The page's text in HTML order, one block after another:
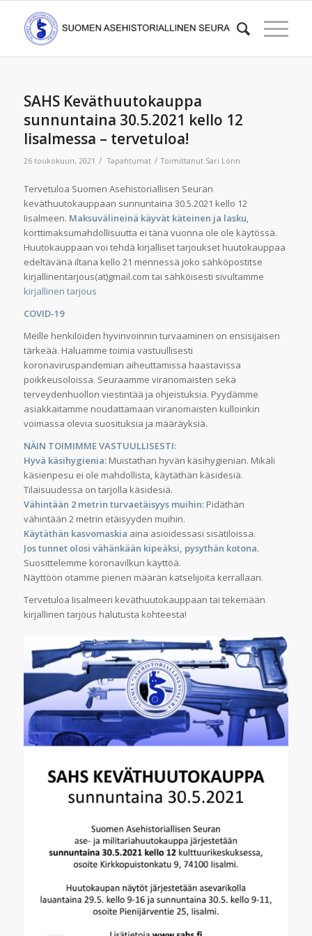
SAHS Keväthuutokauppa
sunnuntaina 30.5.2021 kello 12
Iisalmessa – tervetuloa!
26 toukokuun, 2021 / Tapahtumat / Toimittanut Sari Lönn
Tervetuloa Suomen Asehistoriallisen Seuran
keväthuutokauppaan sunnuntaina 30.5.2021 kello 12
Iisalmeen. Maksuvälineinä käyvät käteinen ja lasku,
korttimaksumahdollisuutta ei tänä vuonna ole ole käytössä.
Huutokauppaan voi tehdä kirjalliset tarjoukset huutokauppaa
edeltävänä iltana kello 21 mennessä joko sähköpostitse
kirjallinentarjous(at)gmail.com tai sähköisesti sivultamme
kirjallinen tarjous
COVID-19
Meille henkilöiden hyvinvoinnin turvaaminen on ensisijaisen
tärkeää. Haluamme toimia vastuullisesti
koronaviruspandemian aiheuttamissa haastavissa
poikkeusoloissa. Seuraamme viranomaisten sekä
terveydenhuollon viestintää ja ohjeistuksia. Pyydämme
asiakkaitamme noudattamaan viranomaisten kulloinkin
voimassa olevia suosituksia ja määräyksiä.
NÄIN TOIMIMME VASTUULLISESTI:
Hyvä käsihygienia:Muistathan hyvän käsihygienian. Mikäli
käsienpesu ei ole mahdollista, käytäthän käsidesiä.
Tilaisuudessa on tarjolla käsidesiä.
Vähintään 2 metrin turvaetäisyys muihin:Pidäthän
vähintään 2 metrin etäisyyden muihin.
Käytäthän kasvomaskia aina asioidessasi sisätiloissa.
Jos tunnet olosi vähänkään kipeäksi, pysythän kotona.
Suosittelemme koronavilkun käyttöä.
Näyttöön otamme pienen määrän katselijoita kerrallaan.
Tervetuloa Iisalmeen keväthuutokauppaan tai tekemään
kirjallinen tarjous halutusta kohteesta!